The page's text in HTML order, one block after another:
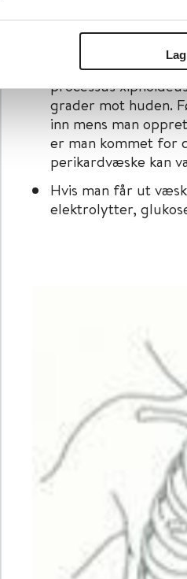
Tilkall rtg lege for
av ekkomaskin, før
Ev. ”blind”
processus
grader mot huden.
inn mens man
er man kommet for
perikardvæske kan
Hvis man får ut
elektrolytter,